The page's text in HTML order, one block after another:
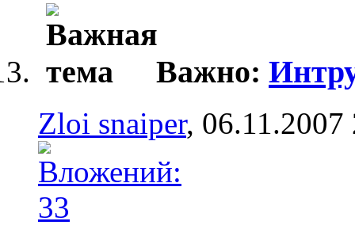
Важно:
Zloi snaiper, 06.11.2007